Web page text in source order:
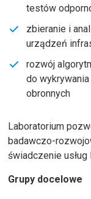
testów
zbieranie i
urządzeń
rozwój
do
obronnych
Laboratorium
badawczo-
świadczenie
Grupy docelowe